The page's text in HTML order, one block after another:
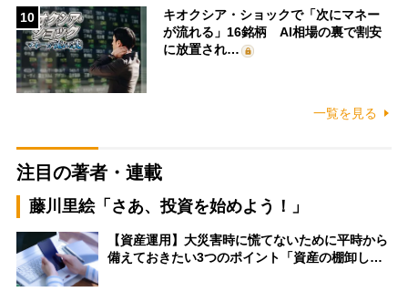
10
キオクシア・ショックで「次にマネー
が流れる」16銘柄 AI相場の裏で割安
に放置され…
一覧を見る
注目の著者・連載
藤川里絵「さあ、投資を始めよう！」
【資産運用】大災害時に慌てないために平時から
備えておきたい3つのポイント「資産の棚卸し…